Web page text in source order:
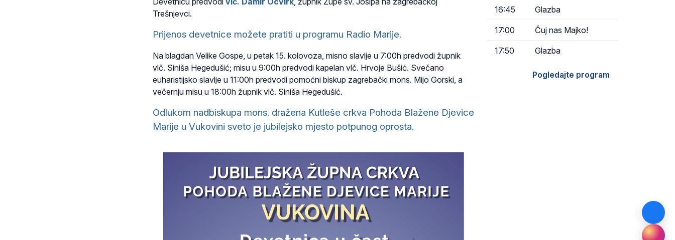
Trešnjevci.
Prijenos devetnice možete pratiti u programu Radio Marije.
Na blagdan Velike Gospe, u petak 15. kolovoza, misno slavlje u 7:00h predvodi župnik
vlč. Siniša Hegedušić; misu u 9:00h predvodi kapelan vlč. Hrvoje Bušić. Svečano
euharistijsko slavlje u 11:00h predvodi pomoćni biskup zagrebački mons. Mijo Gorski, a
večernju misu u 18:00h župnik vlč. Siniša Hegedušić.
Odlukom nadbiskupa mons. dražena Kutleše crkva Pohoda Blažene Djevice
Marije u Vukovini sveto je jubilejsko mjesto potpunog oprosta.
16:45 Glazba
17:00 Čuj nas Majko!
17:50 Glazba
Pogledajte program